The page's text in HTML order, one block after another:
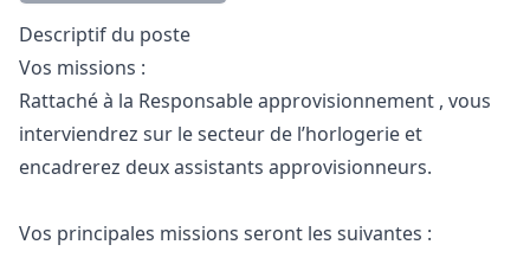
Description
Descriptif du poste
Vos missions :
Rattaché à la Responsable approvisionnement , vous
interviendrez sur le secteur de l’horlogerie et
encadrerez deux assistants approvisionneurs.
Vos principales missions seront les suivantes :